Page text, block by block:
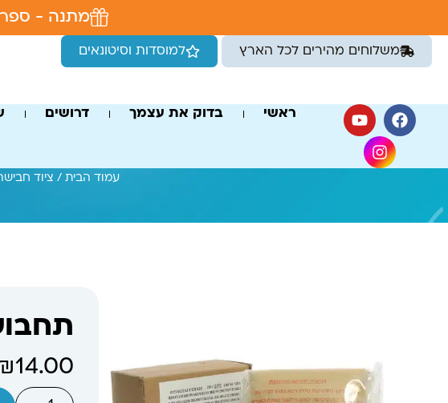
מתנה -
משלוחים מהירים לכל הארץ למוסדות וסיטונאים
ראשי בדוק את עצמך דרושים
עמוד הבית / ציוד
14.00